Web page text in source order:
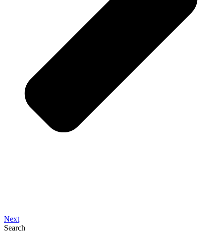
Next
Search